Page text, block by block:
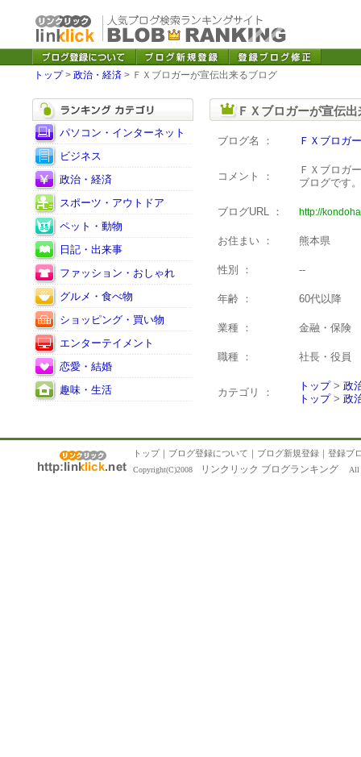
トップ> 政治・経済 > ＦＸブロガーが宣伝出来るブログ
パソコン・インターネット
ビジネス
政治・経済
スポーツ・アウトドア
ペット・動物
日記・出来事
ファッション・おしゃれ
グルメ・食べ物
ショッピング・買い物
エンターテイメント
恋愛・結婚
趣味・生活
ＦＸブロガーが宣伝
ブログ名 ： ＦＸブロガ
コメント ：
ＦＸブロガ
ブログです。
ブログURL ： http://
お住まい ： 熊本県
性別 ： --
年齢 ： 60代以降
業種 ： 金融・保険
職種 ： 社長・役員
カテゴリ ：
トップ> 政
トップ> 政
トップ｜ ブログ登録について ｜ ブログ新規登録 ｜ 登録ブ
Copyright(C)2008 リンクリック ブログランキング All